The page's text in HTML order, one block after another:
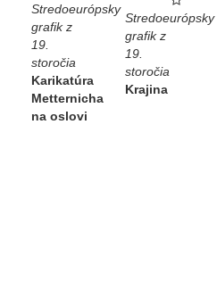
Stredoeurópsky
grafik z
19.
storočia
Karikatúra
Metternicha
na oslovi
Stredoeurópsky
grafik z
19.
storočia
Krajina